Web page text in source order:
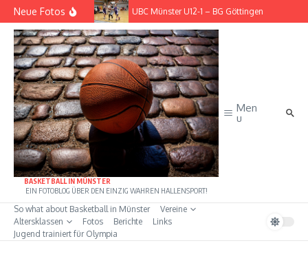
Zum Inhalt springen
Neue Fotos
Rist Wedel UBC Münster U12-1 – BG Göttingen
BASKETBALL IN MÜNSTER
EIN FOTOBLOG ÜBER DEN EINZIG WAHREN HALLENSPORT!
Men
u
So what about Basketball in Münster
Vereine
Altersklassen
Fotos Berichte
Links
Jugend trainiert für Olympia